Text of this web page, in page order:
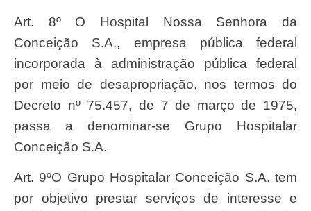
Art. 8º O Hospital Nossa Senhora da
Conceição S.A., empresa pública federal
incorporada à administração pública federal
por meio de desapropriação, nos termos do
Decreto nº 75.457, de 7 de março de 1975,
passa a denominar-se Grupo Hospitalar
Conceição S.A.
Art. 9ºO Grupo Hospitalar Conceição S.A. tem
por objetivo prestar serviços de interesse e